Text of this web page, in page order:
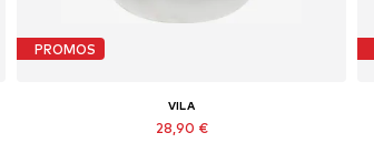
PROMOS
VILA
28,90 €